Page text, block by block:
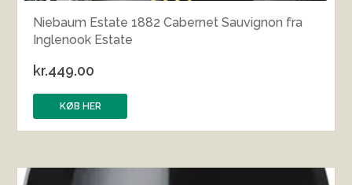
Niebaum Estate 1882 Cabernet Sauvignon fra
Inglenook Estate
kr.449.00
KØB HER